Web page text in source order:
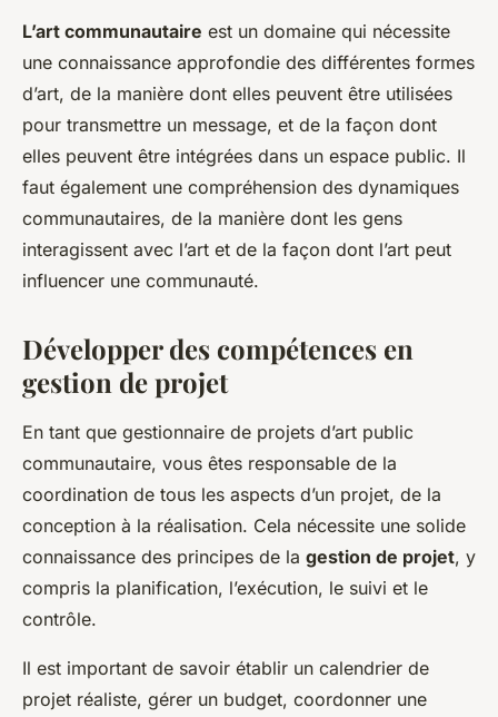
L’art communautaire est un domaine qui nécessite
une connaissance approfondie des différentes formes
d’art, de la manière dont elles peuvent être utilisées
pour transmettre un message, et de la façon dont
elles peuvent être intégrées dans un espace public. Il
faut également une compréhension des dynamiques
communautaires, de la manière dont les gens
interagissent avec l’art et de la façon dont l’art peut
influencer une communauté.
Développer des compétences en
gestion de projet
En tant que gestionnaire de projets d’art public
communautaire, vous êtes responsable de la
coordination de tous les aspects d’un projet, de la
conception à la réalisation. Cela nécessite une solide
connaissance des principes de la gestion de projet, y
compris la planification, l’exécution, le suivi et le
contrôle.
Il est important de savoir établir un calendrier de
projet réaliste, gérer un budget, coordonner une